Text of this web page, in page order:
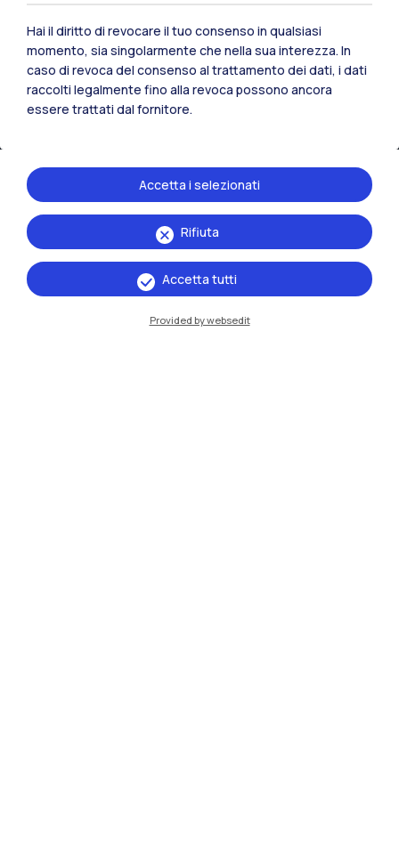
IT EN
Sedi
Milano Leonardo
Hai il diritto di revocare il tuo consenso in qualsiasi
momento, sia singolarmente che nella sua interezza. In
caso di revoca del consenso al trattamento dei dati, i dati
raccolti legalmente fino alla revoca possono ancora
essere trattati dal fornitore.
Rifiuta
Accetta i selezionati
Accetta tutti
Provided by websedit